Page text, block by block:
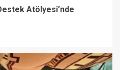
Atölyesi’nde